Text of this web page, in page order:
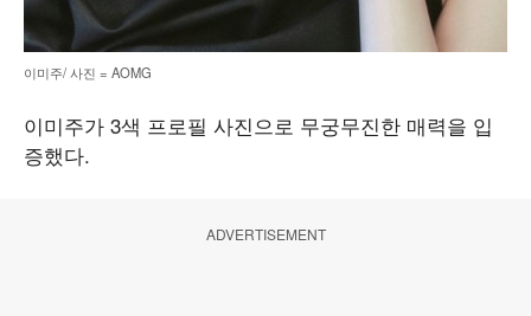
이미주/ 사진 = AOMG
이미주가 3색 프로필 사진으로 무궁무진한 매력을 입
증했다.
ADVERTISEMENT